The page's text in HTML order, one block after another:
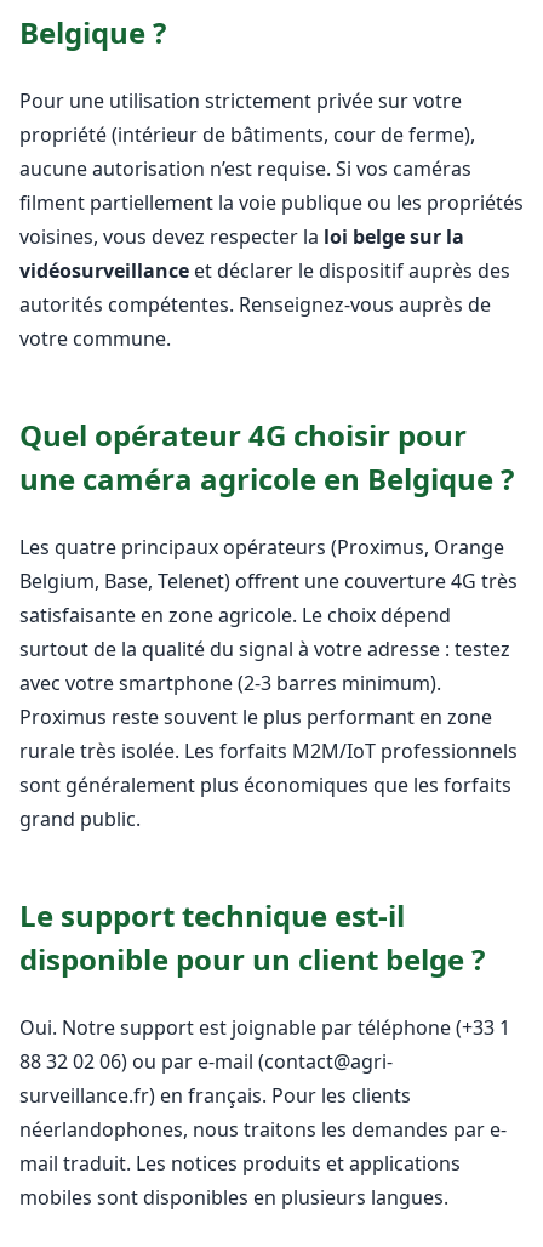
Belgique ?
Pour une utilisation strictement privée sur votre
propriété (intérieur de bâtiments, cour de ferme),
aucune autorisation n’est requise. Si vos caméras
filment partiellement la voie publique ou les propriétés
voisines, vous devez respecter la loi belge sur la
vidéosurveillance et déclarer le dispositif auprès des
autorités compétentes. Renseignez-vous auprès de
votre commune.
Quel opérateur 4G choisir pour
une caméra agricole en Belgique ?
Les quatre principaux opérateurs (Proximus, Orange
Belgium, Base, Telenet) offrent une couverture 4G très
satisfaisante en zone agricole. Le choix dépend
surtout de la qualité du signal à votre adresse : testez
avec votre smartphone (2-3 barres minimum).
Proximus reste souvent le plus performant en zone
rurale très isolée. Les forfaits M2M/IoT professionnels
sont généralement plus économiques que les forfaits
grand public.
Le support technique est-il
disponible pour un client belge ?
Oui. Notre support est joignable par téléphone (+33 1
88 32 02 06) ou par e-mail (contact@agri-
surveillance.fr) en français. Pour les clients
néerlandophones, nous traitons les demandes par e-
mail traduit. Les notices produits et applications
mobiles sont disponibles en plusieurs langues.